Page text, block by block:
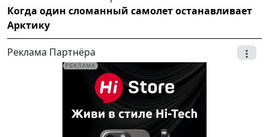
Когда один сломанный самолет останавливает
Арктику
Реклама Партнёра